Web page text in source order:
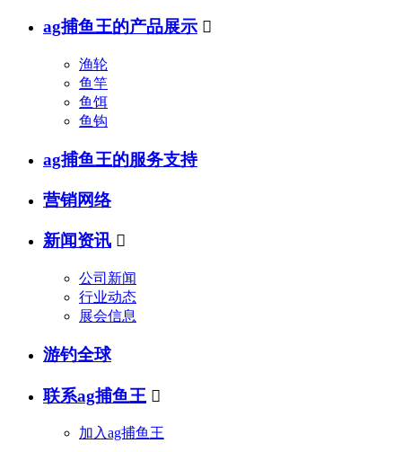
ag捕鱼王的产品展示 
渔轮
鱼竿
鱼饵
鱼钩
ag捕鱼王的服务支持
营销网络
新闻资讯 
公司新闻
行业动态
展会信息
游钓全球
联系ag捕鱼王 
加入ag捕鱼王